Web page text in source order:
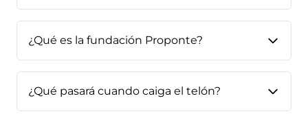
¿Qué es la fundación Proponte?
¿Qué pasará cuando caiga el telón?